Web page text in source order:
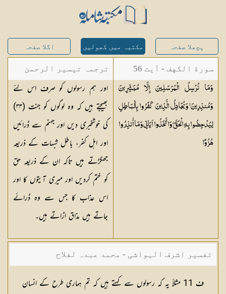
پچھلا صفحہ مکتبہ میں کھولیں اگلا صفحہ
سورة الكهف - آیت 56
وَمَا نُرْسِلُ الْمُرْسَلِينَ إِلَّا مُبَشِّرِينَ
وَمُنذِرِينَ ۚ وَيُجَادِلُ الَّذِينَ كَفَرُوا بِالْبَاطِلِ
لِيُدْحِضُوا بِهِ الْحَقَّ ۖ وَاتَّخَذُوا آيَاتِي وَمَا أُنذِرُوا
هُزُوًا
ترجمہ تیسیر الرحمن
لبیان القرآن - محمد
لقمان سلفی
اور ہم رسولوں کو صرف اس لئے
بھیجتے ہیں کہ وہ لوگوں کو جنت (٣٣)
کی خوشخبری دیں اور جہنم سے ڈرائیں
اور اہل کفر، باطل شبہات کے ذریعہ
جھگڑتے ہیں تاکہ ان کے ذریعہ حق
کو ختم کردیں اور میری آیتوں کا اور
اس عذاب کا جس سے وہ ڈرائے
جاتے ہیں مذاق اڑاتے ہیں۔
تفسیر اشرف الہواشی - محمد عبدہ لفلاح
ف 11 مثلاً یہ کہ رسولوں سے کہتے ہیں کہ تم ہماری طرح کے انسان